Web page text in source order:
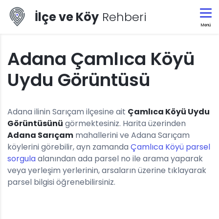
İlçe ve Köy Rehberi
Menü
Adana Çamlıca Köyü
Uydu Görüntüsü
Adana ilinin Sarıçam ilçesine ait Çamlıca Köyü Uydu
Görüntüsünü görmektesiniz. Harita üzerinden
Adana Sarıçam mahallerini ve Adana Sarıçam
köylerini görebilir, ayn zamanda Çamlıca Köyü parsel
sorgulaalanından ada parsel no ile arama yaparak
veya yerleşim yerlerinin, arsaların üzerine tıklayarak
parsel bilgisi öğrenebilirsiniz.